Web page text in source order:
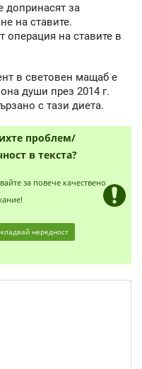
допринасят за
на ставите.
операция на ставите в
в световен мащаб е
души през 2014 г.
с тази диета.
проблем/
в текста?
за повече качествено
нередност